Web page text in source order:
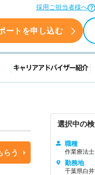
採用ご担当者様へ
ートを申し込む
転職支援情報
らう
選択中の
職種
作業療法士
勤務地
千葉県白